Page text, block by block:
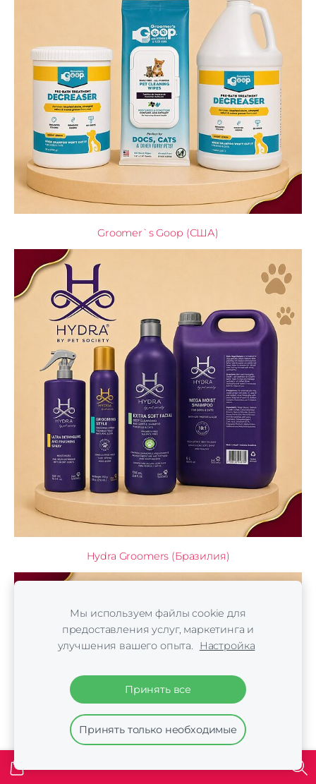
Groomer`s Goop (США)
Hydra Groomers (Бразилия)
Мы используем файлы cookie для
предоставления услуг, маркетинга и
улучшения вашего опыта.
Настройка
Принять все
Принять только необходимые